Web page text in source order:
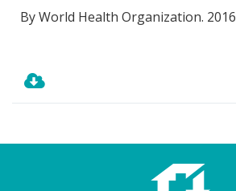
By World Health Organization. 2016